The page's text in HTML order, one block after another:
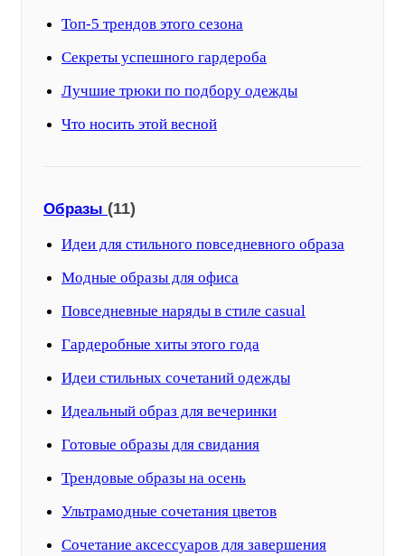
Топ-5 трендов этого сезона
Секреты успешного гардероба
Лучшие трюки по подбору одежды
Что носить этой весной
Образы (11)
Идеи для стильного повседневного образа
Модные образы для офиса
Повседневные наряды в стиле casual
Гардеробные хиты этого года
Идеи стильных сочетаний одежды
Идеальный образ для вечеринки
Готовые образы для свидания
Трендовые образы на осень
Ультрамодные сочетания цветов
Сочетание аксессуаров для завершения